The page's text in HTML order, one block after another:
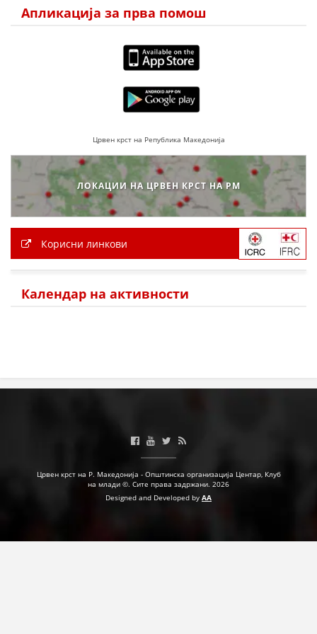
ПРИРАЧНИЦИ
БРОШУРИ
ПОСТЕРИ
Апликација за прва помош
Црвен крст на Република Македонија
ЛОКАЦИИ НА ЦРВЕН КРСТ НА РМ
Корисни линкови
Календар на активности
Црвен крст на Р. Македонија - Општинска организација Центар, Клуб
на млади ©. Сите права задржани. 2026
Designed and Developed by AA